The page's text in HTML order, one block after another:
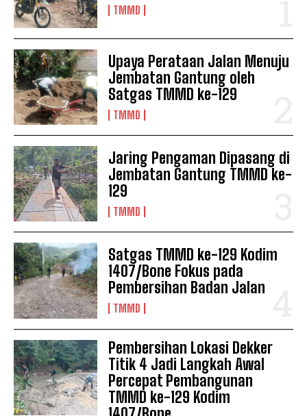
TMMD
Upaya Perataan Jalan Menuju
Jembatan Gantung oleh
Satgas TMMD ke-129
TMMD
Jaring Pengaman Dipasang di
Jembatan Gantung TMMD ke-
129
TMMD
Satgas TMMD ke-129 Kodim
1407/Bone Fokus pada
Pembersihan Badan Jalan
TMMD
Pembersihan Lokasi Dekker
Titik 4 Jadi Langkah Awal
Percepat Pembangunan
TMMD ke-129 Kodim